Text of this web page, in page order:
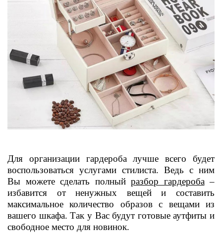
Для организации гардероба лучше всего будет
воспользоваться услугами стилиста. Ведь с ним
Вы можете сделать полный разбор гардероба–
избавится от ненужных вещей и составить
максимальное количество образов с вещами из
вашего шкафа. Так у Вас будут готовые аутфиты и
свободное место для новинок.